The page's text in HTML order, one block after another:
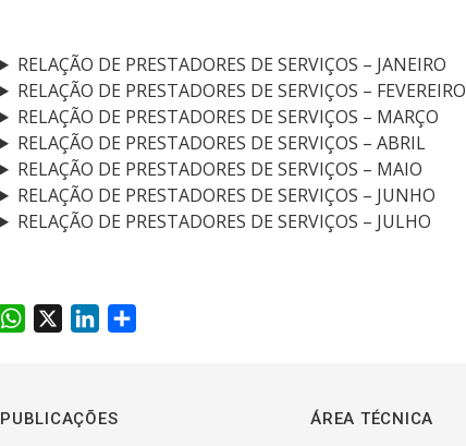
RELAÇÃO DE PRESTADORES DE SERVIÇOS – JANEIRO
RELAÇÃO DE PRESTADORES DE SERVIÇOS – FEVEREIRO
RELAÇÃO DE PRESTADORES DE SERVIÇOS – MARÇO
RELAÇÃO DE PRESTADORES DE SERVIÇOS – ABRIL
RELAÇÃO DE PRESTADORES DE SERVIÇOS – MAIO
RELAÇÃO DE PRESTADORES DE SERVIÇOS – JUNHO
RELAÇÃO DE PRESTADORES DE SERVIÇOS – JULHO
W
s
e
PUBLICAÇÕES ÁREA TÉCNICA